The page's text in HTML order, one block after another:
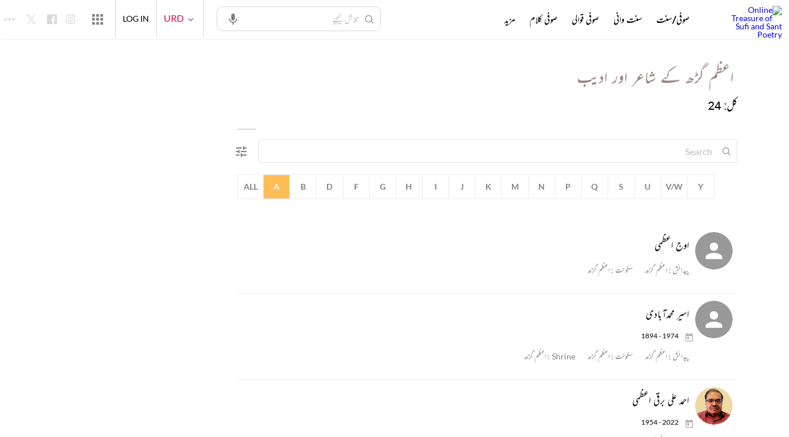
اعظم گڑھ کے شاعر اور ادیب
کل: 24
ALL A B D F G H I J K M N P Q S U V/W Y
اوج اعظمی
پیدائش : اعظم گڑھ سکونت : اعظم گڑھ
اسیر محمدآبادی
1894 - 1974
پیدائش : اعظم گڑھ سکونت : اعظم گڑھ Shrine : اعظم گڑھ
احمد علی برقی اعظمی
1954 - 2022
صوفی/سنت سنت وانی صوفی قوالی صوفی کلام مزید URD
LOG IN